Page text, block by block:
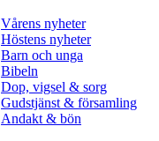
Vårens nyheter
Höstens nyheter
Barn och unga
Bibeln
Dop, vigsel & sorg
Gudstjänst & församling
Andakt & bön